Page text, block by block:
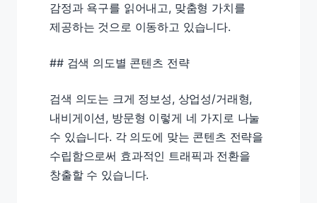
감정과 욕구를 읽어내고, 맞춤형 가치를
제공하는 것으로 이동하고 있습니다.
## 검색 의도별 콘텐츠 전략
검색 의도는 크게 정보성, 상업성/거래형,
내비게이션, 방문형 이렇게 네 가지로 나눌
수 있습니다. 각 의도에 맞는 콘텐츠 전략을
수립함으로써 효과적인 트래픽과 전환을
창출할 수 있습니다.